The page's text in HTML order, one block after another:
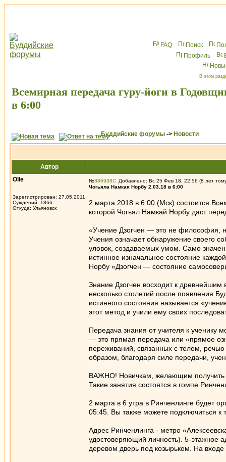
FAQ Поиск
Профиль
В этом
Всемирная передача гуру-йоги в
в 6:00
Буддийские форумы -> Новости
Автор
Olle
Зарегистрирован: 27.05.2011
Суждений: 1866
Откуда: Ульяновск
№386938
Добавлено: Вс 25 Фев 18, 22:56 (8 лет
Чогьяла Намкая Норбу 2.03.18 в 6:00
2 марта 2018 в 6:00 (Мск) состоится
которой Чогьял Намкай Норбу даст
«Учение Дзогчен — это не философия,
Учения означает обнаружение своего
уловок, создаваемых умом. Само
истинное изначальное состояние
Норбу «Дзогчен — состояние
Знание Дзогчен восходит к
несколько столетий после появления
истинного состояния называется
этот метод и учили ему своих
Передача знания от учителя к ученику
— это прямая передача или «прямое
переживаний, связанных с телом,
образом, благодаря силе передачи,
ВАЖНО! Новичкам, желающим получить
Такие занятия состоятся в гомпе
2 марта в 6 утра в Ринченлинге будет
05:45. Вы также можете подключиться к
Адрес Ринченлинга - метро
удостоверяющий личность). 5-этажное
деревом дверь под козырьком. На